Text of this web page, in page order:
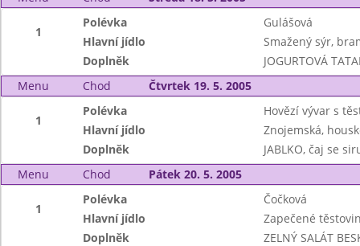
1
Polévka
Gulášová
Hlavní jídlo
Smažený sýr,
Doplněk
JOGURTOVÁ
Menu
Chod Čtvrtek 19. 5. 2005
1
Polévka
Hovězí vývar s
Hlavní jídlo
Znojemská,
Doplněk
JABLKO, čaj se
Menu
Chod Pátek 20. 5. 2005
1
Polévka
Čočková
Hlavní jídlo
Zapečené
Doplněk
ZELNÝ SALÁT